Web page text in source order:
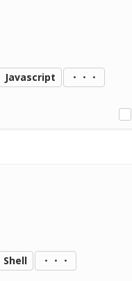
Javascript ・・・
Shell ・・・